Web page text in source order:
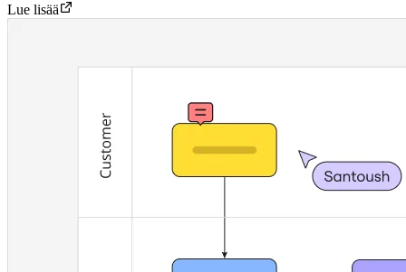
Lue lisää